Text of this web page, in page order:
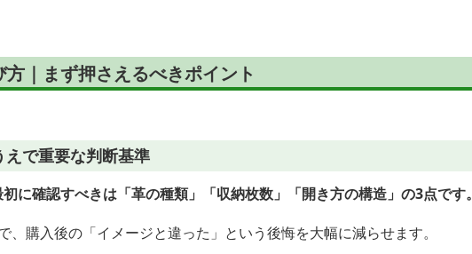
｜まず押さえるべきポイント
で重要な判断基準
に確認すべきは「革の種類」「収納枚数」「開き方の構造」の3点です。
、購入後の「イメージと違った」という後悔を大幅に減らせます。